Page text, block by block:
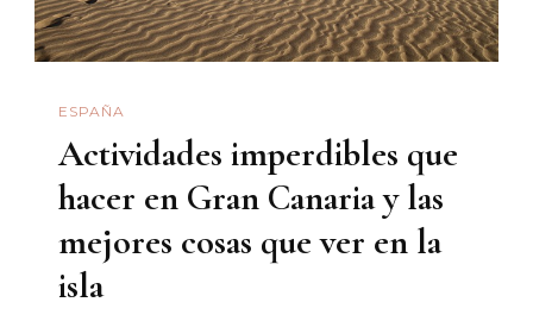
ESPAÑA
Actividades imperdibles que
hacer en Gran Canaria y las
mejores cosas que ver en la
isla